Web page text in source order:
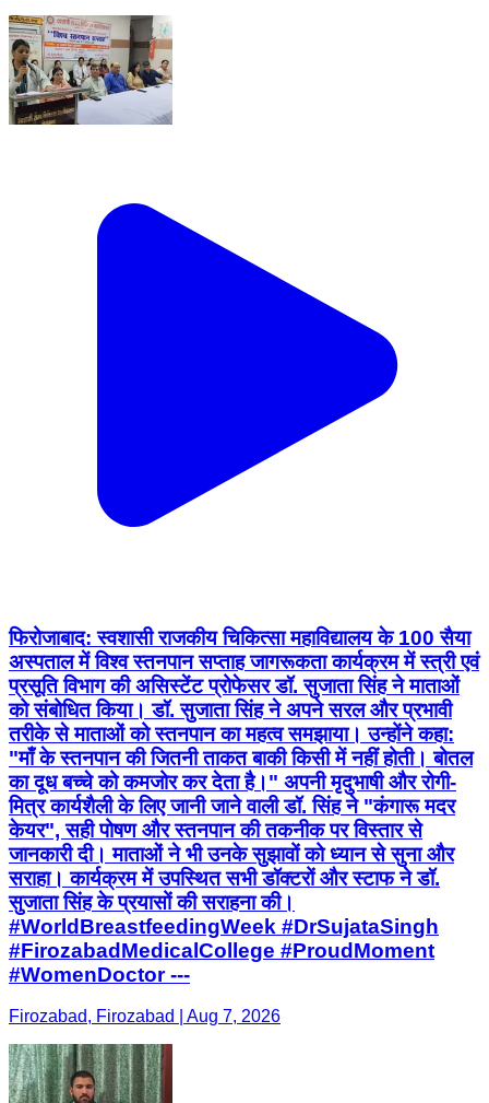
फिरोजाबाद: स्वशासी राजकीय चिकित्सा महाविद्यालय के 100 सैया
अस्पताल में विश्व स्तनपान सप्ताह जागरूकता कार्यक्रम में स्त्री एवं
प्रसूति विभाग की असिस्टेंट प्रोफेसर डॉ. सुजाता सिंह ने माताओं
को संबोधित किया। डॉ. सुजाता सिंह ने अपने सरल और प्रभावी
तरीके से माताओं को स्तनपान का महत्व समझाया। उन्होंने कहा:
"माँ के स्तनपान की जितनी ताकत बाकी किसी में नहीं होती। बोतल
का दूध बच्चे को कमजोर कर देता है।" अपनी मृदुभाषी और रोगी-
मित्र कार्यशैली के लिए जानी जाने वाली डॉ. सिंह ने "कंगारू मदर
केयर", सही पोषण और स्तनपान की तकनीक पर विस्तार से
जानकारी दी। माताओं ने भी उनके सुझावों को ध्यान से सुना और
सराहा। कार्यक्रम में उपस्थित सभी डॉक्टरों और स्टाफ ने डॉ.
सुजाता सिंह के प्रयासों की सराहना की।
#WorldBreastfeedingWeek #DrSujataSingh
#FirozabadMedicalCollege #ProudMoment
#WomenDoctor ---
Firozabad, Firozabad | Aug 7, 2026